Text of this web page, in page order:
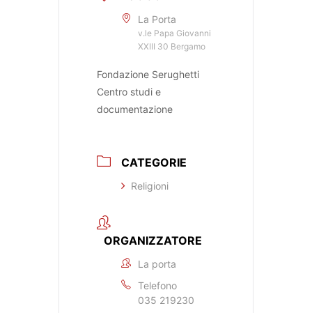
La Porta
v.le Papa Giovanni
XXIII 30 Bergamo
Fondazione Serughetti
Centro studi e
documentazione
CATEGORIE
Religioni
ORGANIZZATORE
La porta
Telefono
035 219230